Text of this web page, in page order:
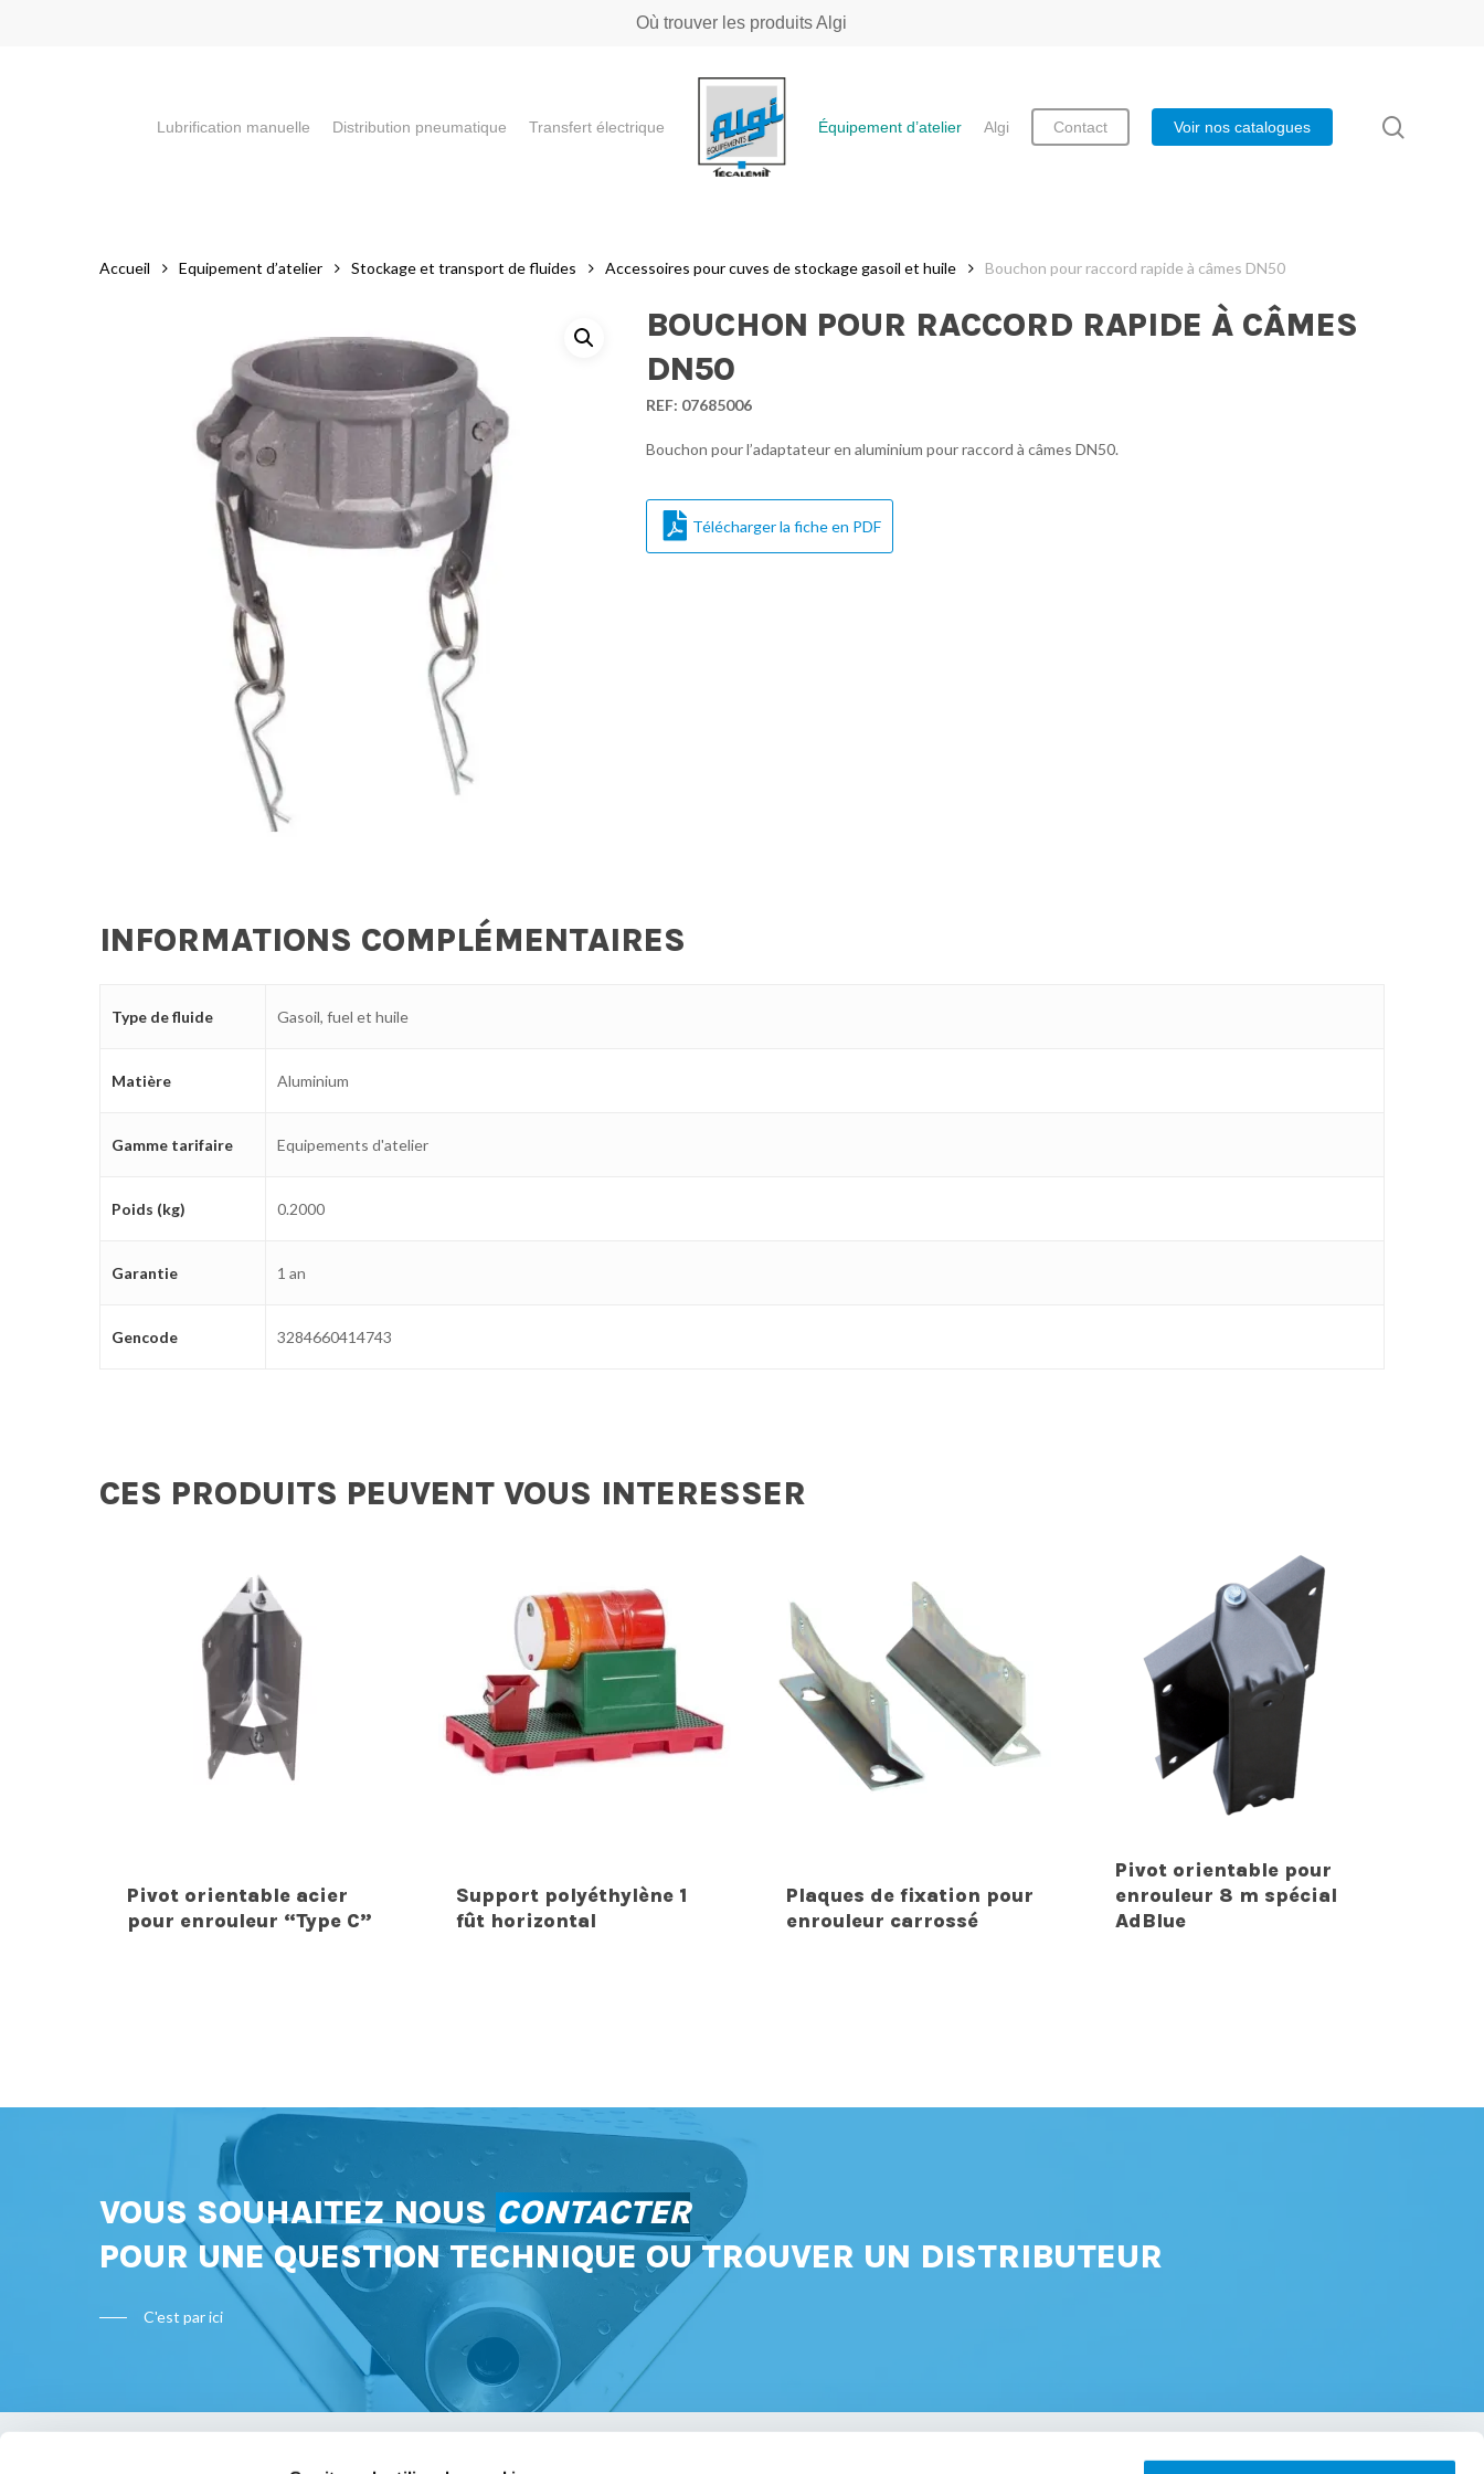
Où trouver les produits Algi
Lubrification manuelle Distribution pneumatique Transfert électrique Équipement d’atelier Algi Contact Voir nos catalogues
Accueil Equipement d’atelier Stockage et transport de fluides Accessoires pour cuves de stockage gasoil et huile Bouchon pour raccord rapide à câmes DN50
BOUCHON POUR RACCORD RAPIDE À CÂMES
DN50
REF: 07685006
Bouchon pour l’adaptateur en aluminium pour raccord à câmes DN50.
Télécharger la fiche en PDF
INFORMATIONS COMPLÉMENTAIRES
Type de fluide Gasoil, fuel et huile
Matière Aluminium
Gamme tarifaire Equipements d'atelier
Poids (kg) 0.2000
Garantie 1 an
Gencode 3284660414743
CES PRODUITS PEUVENT VOUS INTERESSER
Pivot orientable acier
pour enrouleur “Type C”
Support polyéthylène 1
fût horizontal
Plaques de fixation pour
enrouleur carrossé
Pivot orientable pour
enrouleur 8 m spécial
AdBlue
VOUS SOUHAITEZ NOUS CONTACTER
POUR UNE QUESTION TECHNIQUE OU TROUVER UN DISTRIBUTEUR
C'est par ici